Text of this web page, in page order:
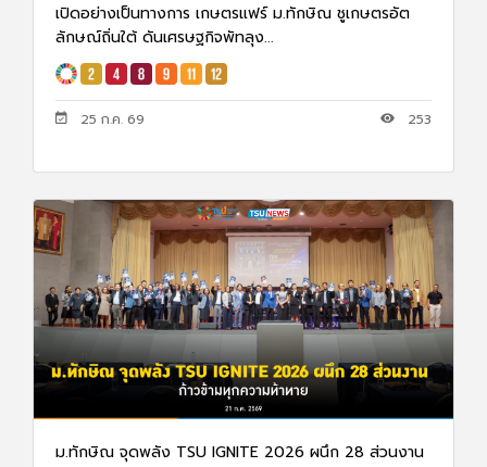
เปิดอย่างเป็นทางการ เกษตรแฟร์ ม.ทักษิณ ชูเกษตรอัต
ลักษณ์ถิ่นใต้ ดันเศรษฐกิจพัทลุง...
25 ก.ค. 69 253
ม.ทักษิณ จุดพลัง TSU IGNITE 2026 ผนึก 28 ส่วนงาน